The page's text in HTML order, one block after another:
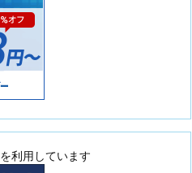
を利用しています